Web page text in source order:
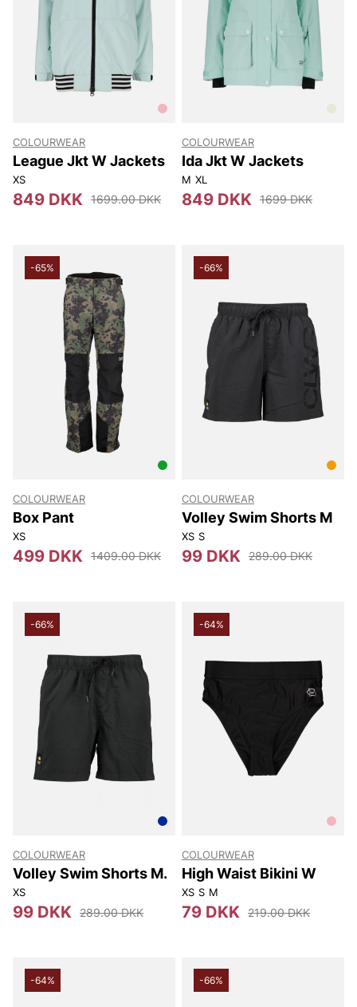
COLOURWEAR
League Jkt W Jackets
XS
849 DKK 1699.00 DKK
COLOURWEAR
Ida Jkt W Jackets
M XL
849 DKK 1699 DKK
-65%
COLOURWEAR
Box Pant
XS
499 DKK 1409.00 DKK
-66%
COLOURWEAR
Volley Swim Shorts M
XS S
99 DKK 289.00 DKK
-66%
COLOURWEAR
Volley Swim Shorts M.
XS
99 DKK 289.00 DKK
-64%
COLOURWEAR
High Waist Bikini W
XS S M
79 DKK 219.00 DKK
-64% -66%